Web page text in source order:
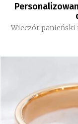
Wieczór panieński